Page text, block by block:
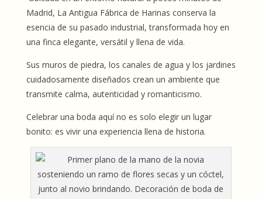
Madrid, La Antigua Fábrica de Harinas conserva la
esencia de su pasado industrial, transformada hoy en
una finca elegante, versátil y llena de vida.
Sus muros de piedra, los canales de agua y los jardines
cuidadosamente diseñados crean un ambiente que
transmite calma, autenticidad y romanticismo.
Celebrar una boda aquí no es solo elegir un lugar
bonito: es vivir una experiencia llena de historia.